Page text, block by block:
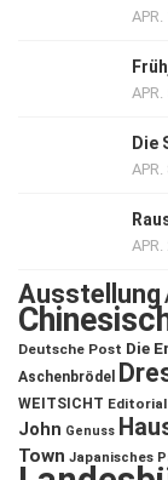
Die
Ausstellung
Deutsche Post Die
Aschenbrödel
WEITSICHT Editorial
John Genuss
Town Japanisches